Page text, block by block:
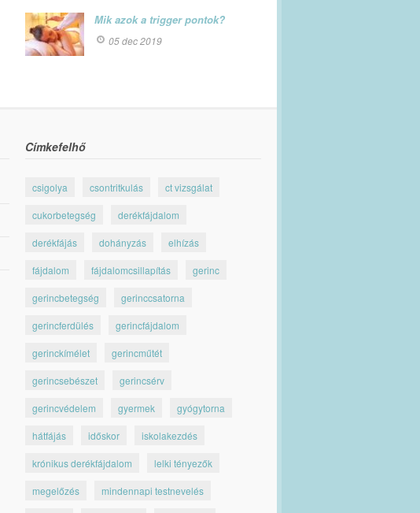
Mik azok a trigger pontok?
05 dec 2019
Címkefelhő
csigolya csontritkulás ct vizsgálat
cukorbetegség derékfájdalom
derékfájás dohányzás elhízás
fájdalom fájdalomcsillapítás gerinc
gerincbetegség gerinccsatorna
gerincferdülés gerincfájdalom
gerinckímélet gerincműtét
gerincsebészet gerincsérv
gerincvédelem gyermek gyógytorna
hátfájás időskor iskolakezdés
krónikus derékfájdalom lelki tényezők
megelőzés mindennapi testnevelés